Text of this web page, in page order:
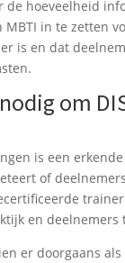
hoeveelheid
in te zetten
is en dat
om
is een
of
en
er doorgaans